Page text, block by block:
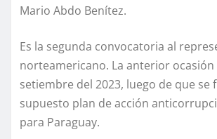
Mario Abdo Benítez.
Es la segunda convocatoria al
norteamericano. La anterior ocasión
setiembre del 2023, luego de que se
supuesto plan de acción
para Paraguay.